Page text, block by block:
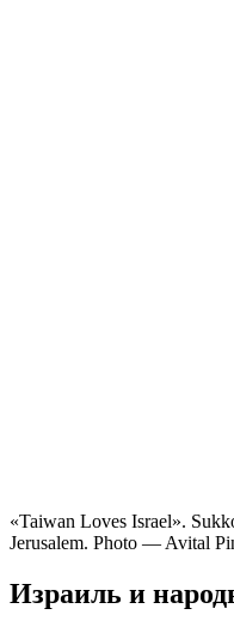
«Taiwan Loves Israel».
Jerusalem. Photo — Avital
Израиль и